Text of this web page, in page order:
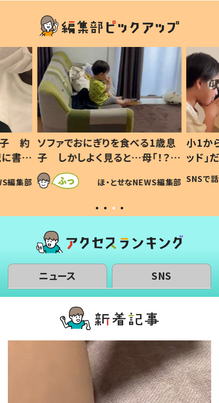
歳息
？」
編集部
小1から不登校、息子は「ギフテ
ッド」だった 父が“ウチ給食”を
作り続ける理由とは #令和の親
#令和の子
SNSで話題 ほ・とせなNEWS編集部
ひ孫
が、抱
「涙
い」
ニュース SNS